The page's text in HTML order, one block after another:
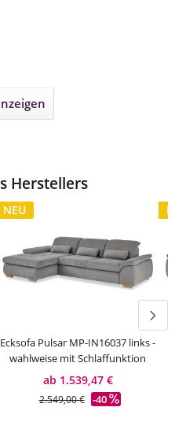
Herstellers
NEU
Ecksofa Pulsar MP-IN16037 links -
wahlweise mit Schlaffunktion
ab 1.539,47 €
2.549,00 € -40